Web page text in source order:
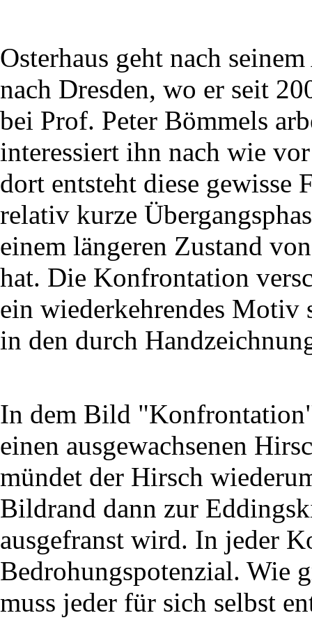
Osterhaus geht nach
nach Dresden, wo er seit
bei Prof. Peter Bömmels
interessiert ihn nach wie
dort entsteht diese
relativ kurze
einem längeren Zustand
hat. Die Konfrontation
ein wiederkehrendes Motiv
in den durch
In dem Bild
einen ausgewachsenen
mündet der Hirsch
Bildrand dann zur
ausgefranst wird. In jeder
Bedrohungspotenzial. Wie
muss jeder für sich selbst